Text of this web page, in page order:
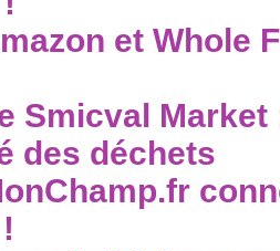
et Whole
Smicval
des déchets